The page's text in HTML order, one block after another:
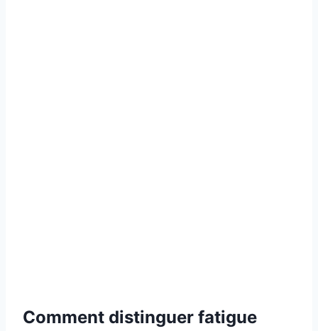
Comment distinguer fatigue